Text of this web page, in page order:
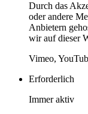
Durch das
oder andere
Anbietern
wir auf dieser
Vimeo,
Erforderlich
Immer aktiv